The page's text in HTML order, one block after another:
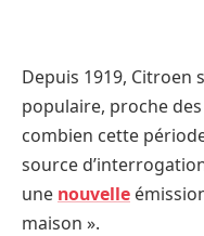
Depuis 1919, Citroen
populaire, proche
combien cette
source
une nouvelle
maison ».